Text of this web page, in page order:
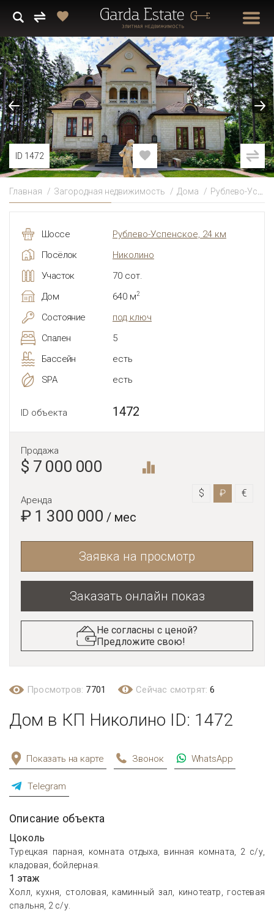
ID 1472
Главная Загородная недвижимость Дома Рублево-Успенское
Шоссе
Рублево-Успенское, 24 км
Посёлок
Николино
Участок
70 сот.
Дом
640 м2
Состояние
под ключ
Спален
5
Бассейн
есть
SPA
есть
ID объекта 1472
Продажа
$ 7 000 000
Аренда
₽ 1 300 000 / мес
$ ₽ €
Заявка на просмотр
Заказать онлайн показ
Не согласны с ценой?
Предложите свою!
Просмотров: 7701 Сейчас смотрят:6
Дом в КП Николино ID: 1472
Показать на карте Звонок WhatsApp
Telegram
Описание объекта
Цоколь
Турецкая парная, комната отдыха, винная комната, 2 с/у,
кладовая, бойлерная.
1 этаж
Холл, кухня, столовая, каминный зал, кинотеатр, гостевая
спальня, 2 с/у.